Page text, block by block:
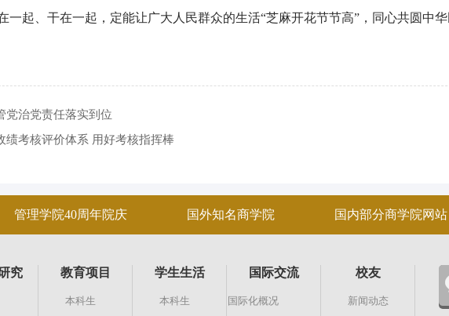
一起、干在一起，定能让广大人民群众的生活“芝麻开花节节高”，同心共圆中
党治党责任落实到位
绩考核评价体系 用好考核指挥棒
管理学院40周年院庆 国外知名商学院 国内部分商学院网站
究 教育项目
本科生
学生生活
本科生
国际交流
国际化概况
校友
新闻动态